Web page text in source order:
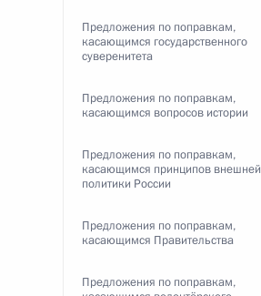
5
6
Предложения по поправкам,
касающимся государственного
суверенитета
Предложения по поправкам,
касающимся вопросов истории
Предложения по поправкам,
касающимся принципов внешней
политики России
Предложения по поправкам,
касающимся Правительства
Предложения по поправкам,